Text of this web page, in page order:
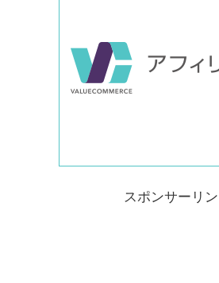
スポンサーリン